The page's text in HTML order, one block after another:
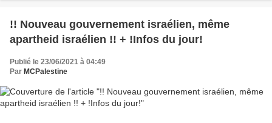
!! Nouveau gouvernement israélien, même
apartheid israélien !! + !Infos du jour!
Publié le 23/06/2021 à 04:49
Par MCPalestine